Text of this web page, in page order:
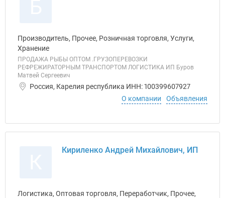
Производитель, Прочее, Розничная торговля, Услуги,
Хранение
ПРОДАЖА РЫБЫ ОПТОМ .ГРУЗОПЕРЕВОЗКИ
РЕФРЕЖИРАТОРНЫМ ТРАНСПОРТОМ ЛОГИСТИКА ИП Буров
Матвей Сергеевич
Россия, Карелия республика ИНН: 100399607927
О компании
Объявления
Кириленко Андрей Михайлович, ИП
Логистика, Оптовая торговля, Переработчик, Прочее,